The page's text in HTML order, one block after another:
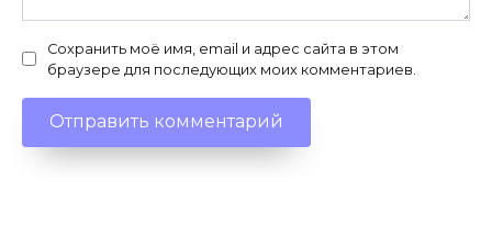
Сохранить моё имя, email и адрес сайта в этом
браузере для последующих моих комментариев.